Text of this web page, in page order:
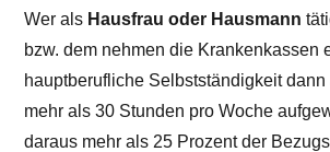
Wer als Hausfrau oder Hausmann
bzw. dem nehmen die Krankenkassen
hauptberufliche Selbstständigkeit
mehr als 30 Stunden pro Woche
daraus mehr als 25 Prozent der